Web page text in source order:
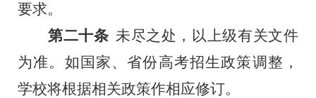
要求。
第二十条 未尽之处，以上级有关文件
为准。如国家、省份高考招生政策调整，
学校将根据相关政策作相应修订。